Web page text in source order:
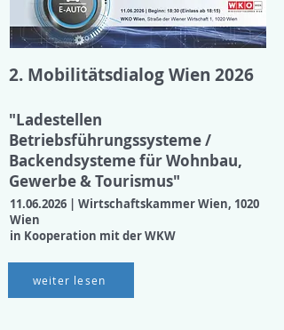
2. Mobilitätsdialog Wien 2026
"Ladestellen
Betriebsführungssysteme /
Backendsysteme für Wohnbau,
Gewerbe & Tourismus"
11.06.2026 | Wirtschaftskammer Wien, 1020
Wien
in Kooperation mit der WKW
weiter lesen